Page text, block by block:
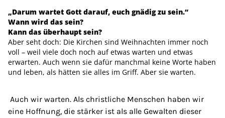
„Darum wartet Gott darauf, euch gnädig zu sein.“
Wann wird das sein?
Kann das überhaupt sein?
Aber seht doch: Die Kirchen sind Weihnachten immer noch
voll – weil viele doch noch auf etwas warten und etwas
erwarten. Auch wenn sie dafür manchmal keine Worte haben
und leben, als hätten sie alles im Griff. Aber sie warten.
Auch wir warten. Als christliche Menschen haben wir
eine Hoffnung, die stärker ist als alle Gewalten dieser